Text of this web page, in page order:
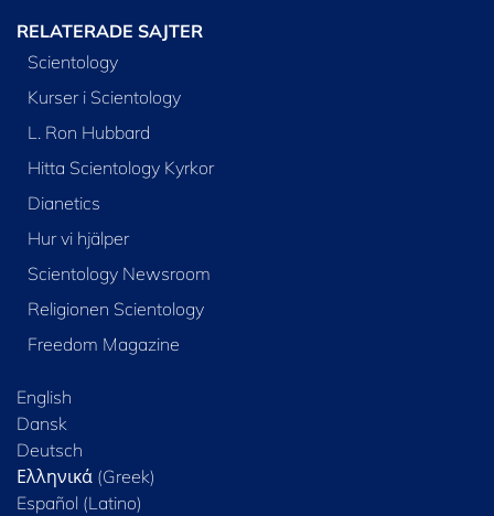
RELATERADE SAJTER
Scientology
Kurser i Scientology
L. Ron Hubbard
Hitta Scientology Kyrkor
Dianetics
Hur vi hjälper
Scientology Newsroom
Religionen Scientology
Freedom Magazine
English
Dansk
Deutsch
Ελληνικά (Greek)
Español (Latino)